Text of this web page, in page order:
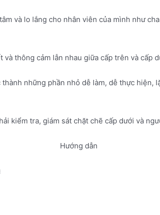
và lo lắng cho nhân viên của mình như
và thông cảm lẫn nhau giữa cấp trên và cấp
thành những phần nhỏ dễ làm, dễ thực hiện,
kiểm tra, giám sát chặt chẽ cấp dưới và
Hướng dẫn